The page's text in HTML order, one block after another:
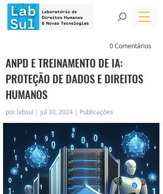
0 Comentários
ANPD E TREINAMENTO DE IA:
PROTEÇÃO DE DADOS E DIREITOS
HUMANOS
por labsul | jul 30, 2024 | Publicações